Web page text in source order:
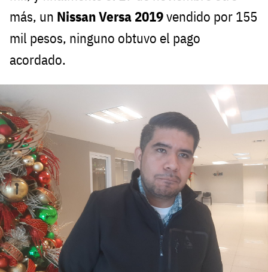
más, un Nissan Versa 2019vendido por 155
mil pesos, ninguno obtuvo el pago
acordado.